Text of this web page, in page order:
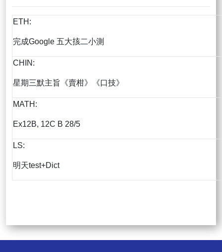
ETH:
完成Google 五大㧡二小測
CHIN:
星期三默主旨《賣柑》《口技》
MATH:
Ex12B, 12C B 28/5
LS:
明天test+Dict